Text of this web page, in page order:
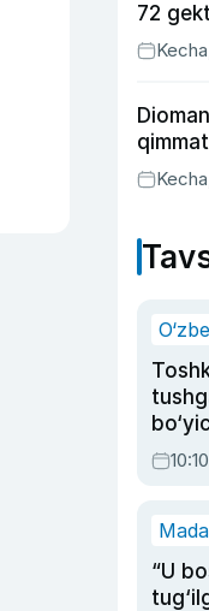
72
“U